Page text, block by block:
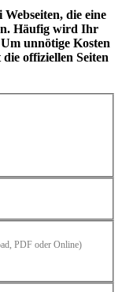
die eine
Häufig wird Ihr
unnötige Kosten
offiziellen Seiten
PDF oder Online)